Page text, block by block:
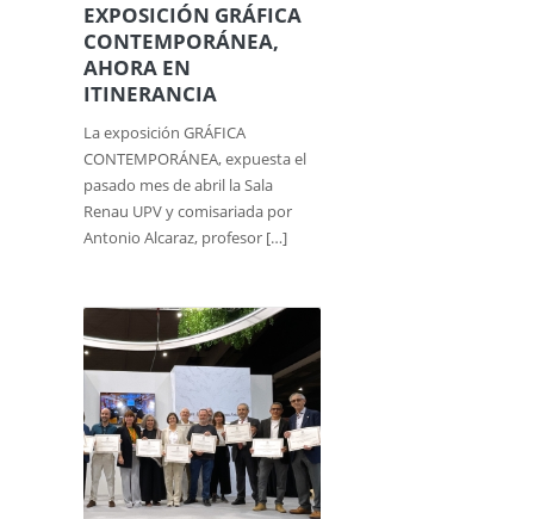
EXPOSICIÓN GRÁFICA
CONTEMPORÁNEA,
AHORA EN
ITINERANCIA
La exposición GRÁFICA
CONTEMPORÁNEA, expuesta el
pasado mes de abril la Sala
Renau UPV y comisariada por
Antonio Alcaraz, profesor […]